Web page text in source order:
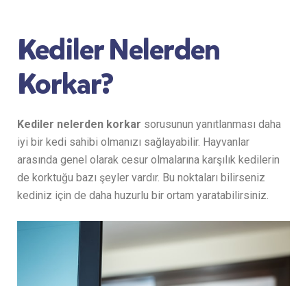
Kediler Nelerden
Korkar?
Kediler nelerden korkar sorusunun yanıtlanması daha
iyi bir kedi sahibi olmanızı sağlayabilir. Hayvanlar
arasında genel olarak cesur olmalarına karşılık kedilerin
de korktuğu bazı şeyler vardır. Bu noktaları bilirseniz
kediniz için de daha huzurlu bir ortam yaratabilirsiniz.